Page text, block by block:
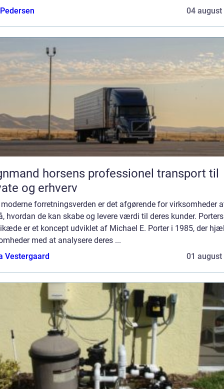
04 august
horsens professionel transport til
og erhverv
forretningsverden er det afgørende for virksomheder
hvordan de kan skabe og levere værdi til deres kunder. Porters
er et koncept udviklet af Michael E. Porter i 1985, der
med at analysere deres ...
Vestergaard
01 august